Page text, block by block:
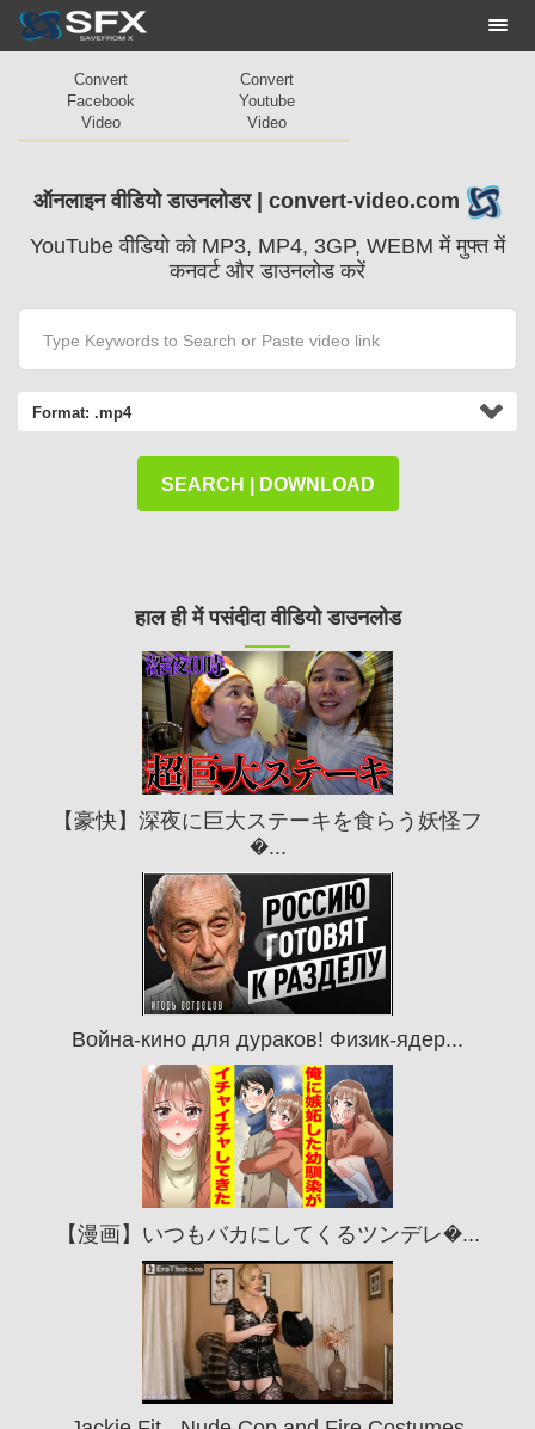
Convert
Facebook
Video
Convert
Youtube
Video
ऑनलाइन वीडियो डाउनलोडर | convert-video.com
YouTube वीडियो को MP3, MP4, 3GP, WEBM में मुफ्त में
कनवर्ट और डाउनलोड करें
Format: .mp4
SEARCH | DOWNLOAD
हाल ही में पसंदीदा वीडियो डाउनलोड
【豪快】深夜に巨大ステーキを食らう妖怪フ
�...
Война-кино для дураков! Физик-ядер...
【漫画】いつもバカにしてくるツンデレ�...